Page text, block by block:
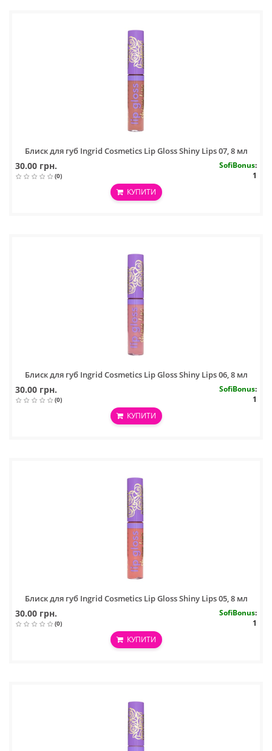
Блиск для губ Ingrid Cosmetics Lip Gloss Shiny Lips 07, 8 мл
30.00 грн.
(0)
SofiBonus:
1
КУПИТИ
Блиск для губ Ingrid Cosmetics Lip Gloss Shiny Lips 06, 8 мл
30.00 грн.
(0)
SofiBonus:
1
КУПИТИ
Блиск для губ Ingrid Cosmetics Lip Gloss Shiny Lips 05, 8 мл
30.00 грн.
(0)
SofiBonus:
1
КУПИТИ